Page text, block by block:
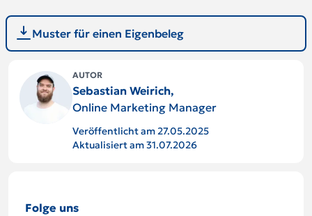
Muster für einen Eigenbeleg
AUTOR
Sebastian Weirich,
Online Marketing Manager
Veröffentlicht am 27.05.2025
Aktualisiert am 31.07.2026
Folge uns